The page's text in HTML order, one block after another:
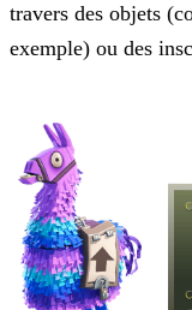
travers des objets
exemple) ou des